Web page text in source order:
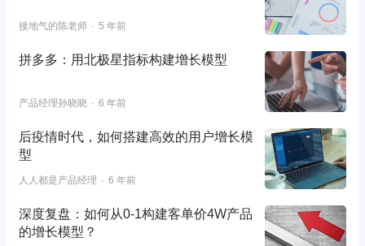
接地气的陈老师 5 年前
拼多多：用北极星指标构建增长模型
产品经理孙晓晓 6 年前
后疫情时代，如何搭建高效的用户增长模
型
人人都是产品经理 6 年前
深度复盘：如何从0-1构建客单价4W产品
的增长模型？